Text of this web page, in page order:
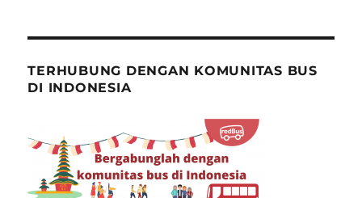
TERHUBUNG DENGAN KOMUNITAS BUS
DI INDONESIA